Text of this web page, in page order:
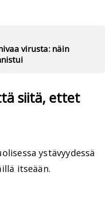
virusta: näin
siitä, ettet
ystävyydessä
itseään.